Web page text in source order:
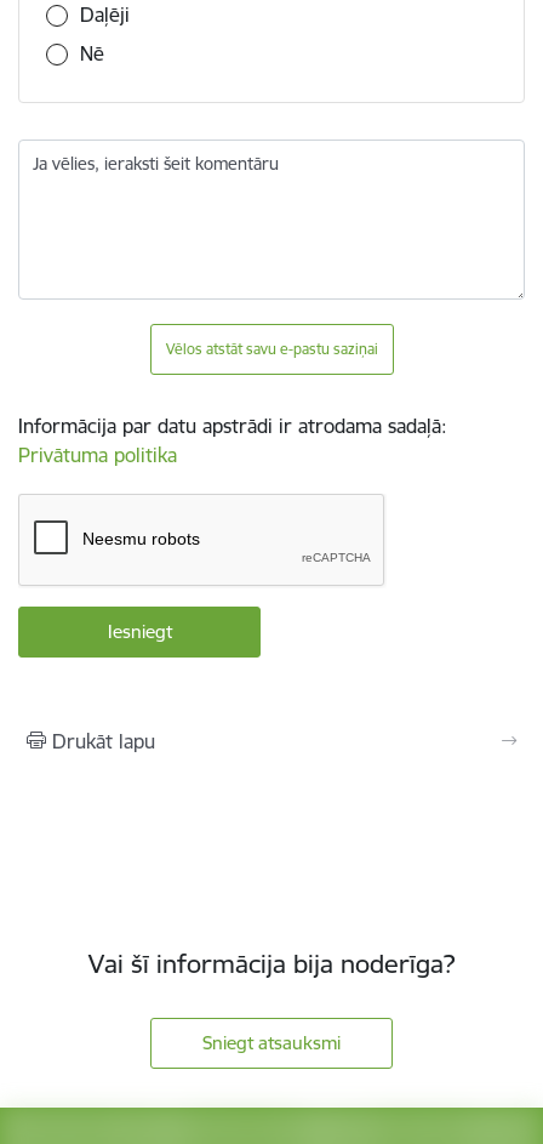
Daļēji
Nē
Ja vēlies, ieraksti šeit komentāru
Vēlos atstāt savu e-pastu saziņai
Informācija par datu apstrādi ir atrodama sadaļā:
Privātuma politika
Drukāt lapu
Vai šī informācija bija noderīga?
Sniegt atsauksmi